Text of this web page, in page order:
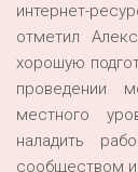
интернет-
отметил
хорошую
проведении
местного
наладить
сообществом и